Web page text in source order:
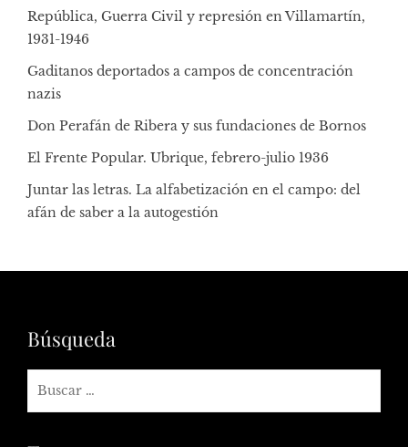
República, Guerra Civil y represión en Villamartín,
1931-1946
Gaditanos deportados a campos de concentración
nazis
Don Perafán de Ribera y sus fundaciones de Bornos
El Frente Popular. Ubrique, febrero-julio 1936
Juntar las letras. La alfabetización en el campo: del
afán de saber a la autogestión
Búsqueda